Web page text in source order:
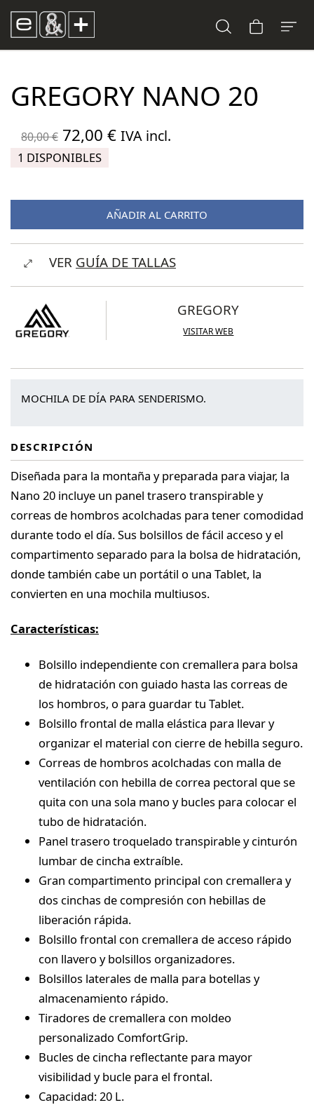
GREGORY NANO 20
80,00€ El
precio
era:
80,00 €.
72,00 €El
es:
72,00 €.
IVA incl.
1 DISPONIBLES
AÑADIR AL CARRITO
VER GUÍA DE TALLAS
GREGORY
VISITAR WEB
MOCHILA DE DÍA PARA SENDERISMO.
DESCRIPCIÓN
Diseñada para la montaña y preparada para viajar, la
Nano 20 incluye un panel trasero transpirable y
correas de hombros acolchadas para tener comodidad
durante todo el día. Sus bolsillos de fácil acceso y el
compartimento separado para la bolsa de hidratación,
donde también cabe un portátil o una Tablet, la
convierten en una mochila multiusos.
Características:
Bolsillo independiente con cremallera para bolsa
de hidratación con guiado hasta las correas de
los hombros, o para guardar tu Tablet.
Bolsillo frontal de malla elástica para llevar y
organizar el material con cierre de hebilla seguro.
Correas de hombros acolchadas con malla de
ventilación con hebilla de correa pectoral que se
quita con una sola mano y bucles para colocar el
tubo de hidratación.
Panel trasero troquelado transpirable y cinturón
lumbar de cincha extraíble.
Gran compartimento principal con cremallera y
dos cinchas de compresión con hebillas de
liberación rápida.
Bolsillo frontal con cremallera de acceso rápido
con llavero y bolsillos organizadores.
Bolsillos laterales de malla para botellas y
almacenamiento rápido.
Tiradores de cremallera con moldeo
personalizado ComfortGrip.
Bucles de cincha reflectante para mayor
visibilidad y bucle para el frontal.
Capacidad: 20 L.